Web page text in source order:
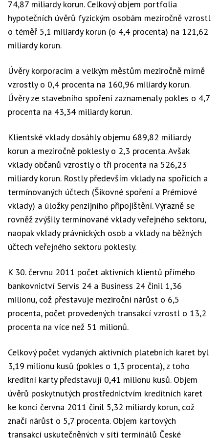
74,87 miliardy korun. Celkový objem portfolia
hypotečních úvěrů fyzickým osobám meziročně vzrostl
o téměř 5,1 miliardy korun (o 4,4 procenta) na 121,62
miliardy korun.
Úvěry korporacím a velkým městům meziročně mírně
vzrostly o 0,4 procenta na 160,96 miliardy korun.
Úvěry ze stavebního spoření zaznamenaly pokles o 4,7
procenta na 43,34 miliardy korun.
Klientské vklady dosáhly objemu 689,82 miliardy
korun a meziročně poklesly o 2,3 procenta. Avšak
vklady občanů vzrostly o tři procenta na 526,23
miliardy korun. Rostly především vklady na spořicích a
termínovaných účtech (Šikovné spoření a Prémiové
vklady) a úložky penzijního připojištění. Výrazně se
rovněž zvýšily termínované vklady veřejného sektoru,
naopak vklady právnických osob a vklady na běžných
účtech veřejného sektoru poklesly.
K 30. červnu 2011 počet aktivních klientů přímého
bankovnictví Servis 24 a Business 24 činil 1,36
milionu, což přestavuje meziroční nárůst o 6,5
procenta, počet provedených transakcí vzrostl o 13,2
procenta na více než 51 milionů.
Celkový počet vydaných aktivních platebních karet byl
3,19 milionu kusů (pokles o 1,3 procenta), z toho
kreditní karty představují 0,41 milionu kusů. Objem
úvěrů poskytnutých prostřednictvím kreditních karet
ke konci června 2011 činil 5,32 miliardy korun, což
značí nárůst o 5,7 procenta. Objem kartových
transakcí uskutečněných v síti terminálů České